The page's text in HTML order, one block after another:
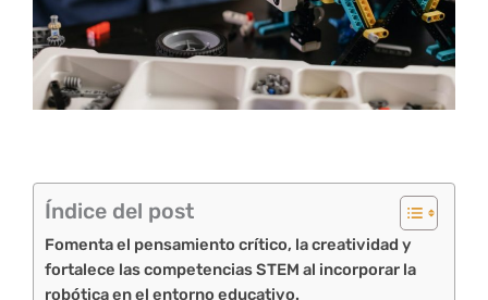
Índice del post
Fomenta el pensamiento crítico, la creatividad y
fortalece las competencias STEM al incorporar la
robótica en el entorno educativo.